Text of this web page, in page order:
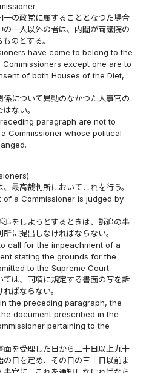
一の政党に属することとなつた場合
の一人以外の者は、内閣が両議院の
のとする。
have come to belong to the
except one are to
of both Houses of the Diet,
係について異動のなかつた人事官の
ない。
paragraph are not to
Commissioner whose political
最高裁判所においてこれを行う。
of a Commissioner is judged by
追をしようとするときは、訴追の事
に提出しなければならない。
call for the impeachment of a
stating the grounds for the
to the Supreme Court.
ては、同項に規定する書面の写を訴
ばならない。
the preceding paragraph, the
document prescribed in the
pertaining to the
面を受理した日から三十日以上九十
日を定め、その日の三十日以前ま